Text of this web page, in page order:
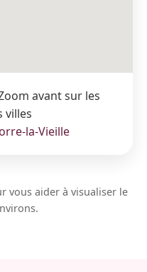
avant sur les
villes
la-Vieille
vous aider à visualiser le